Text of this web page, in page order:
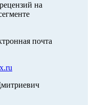
на
почта